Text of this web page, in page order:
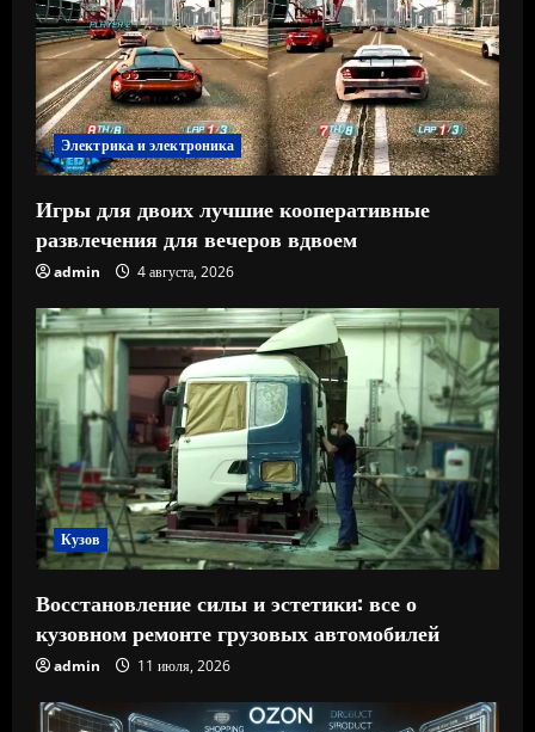
Электрика и электроника
Игры для двоих лучшие кооперативные
развлечения для вечеров вдвоем
admin 4 августа, 2026
Кузов
Восстановление силы и эстетики: все о
кузовном ремонте грузовых автомобилей
admin 11 июля, 2026